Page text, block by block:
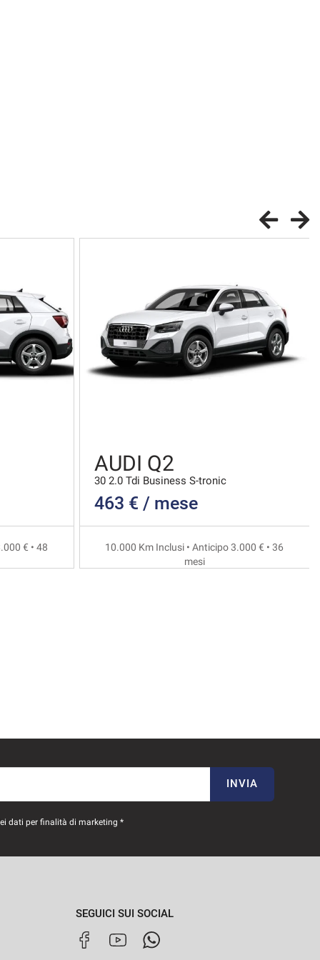
€ • 48
AUDI Q2
30 2.0 Tdi Business S-tronic
463 € / mese
10.000 Km Inclusi • Anticipo 3.000 € • 36
mesi
INVIA
dati per finalità di marketing *
SEGUICI SUI SOCIAL